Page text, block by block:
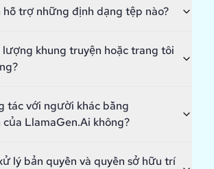
trợ những định dạng tệp nào?
lượng khung truyện hoặc trang tôi
tác với người khác bằng
LlamaGen.Ai không?
lý bản quyền và quyền sở hữu trí